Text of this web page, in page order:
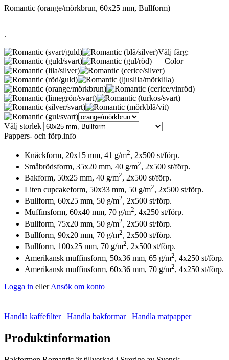
Romantic (orange/mörkbrun, 60x25 mm, Bullform)
.
Välj färg:
Color
Välj storlek
Pappers- och förp.info
Knäckform, 20x15 mm, 41 g/m2, 2x500 st/förp.
Småbrödsform, 35x20 mm, 40 g/m2, 2x500 st/förp.
Bakform, 50x25 mm, 40 g/m2, 2x500 st/förp.
Liten cupcakeform, 50x33 mm, 50 g/m2, 2x500 st/förp.
Bullform, 60x25 mm, 50 g/m2, 2x500 st/förp.
Muffinsform, 60x40 mm, 70 g/m2, 4x250 st/förp.
Bullform, 75x20 mm, 50 g/m2, 2x500 st/förp.
Bullform, 90x20 mm, 70 g/m2, 2x500 st/förp.
Bullform, 100x25 mm, 70 g/m2, 2x500 st/förp.
Amerikansk muffinsform, 50x36 mm, 65 g/m2, 4x250 st/förp.
Amerikansk muffinsform, 60x36 mm, 70 g/m2, 4x250 st/förp.
Logga in ellerAnsök om konto
Handla kaffefilter Handla bakformar Handla matpapper
Produktinformation